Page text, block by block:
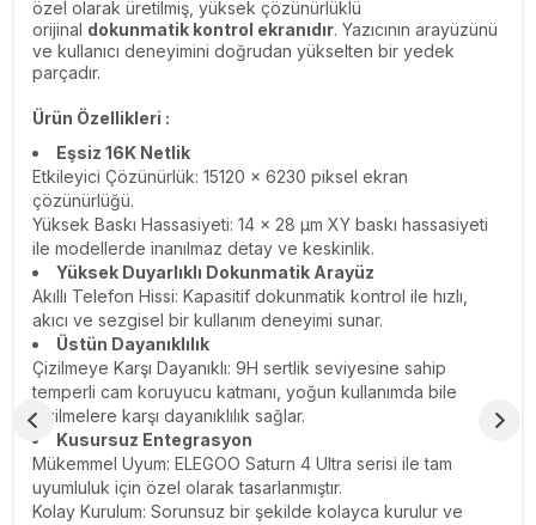
özel olarak üretilmiş, yüksek çözünürlüklü
orijinal dokunmatik kontrol ekranıdır. Yazıcının arayüzünü
ve kullanıcı deneyimini doğrudan yükselten bir yedek
parçadır.
Ürün Özellikleri :
Eşsiz 16K Netlik
Etkileyici Çözünürlük: 15120 × 6230 piksel ekran
çözünürlüğü.
Yüksek Baskı Hassasiyeti: 14 × 28 µm XY baskı hassasiyeti
ile modellerde inanılmaz detay ve keskinlik.
Yüksek Duyarlıklı Dokunmatik Arayüz
Akıllı Telefon Hissi: Kapasitif dokunmatik kontrol ile hızlı,
akıcı ve sezgisel bir kullanım deneyimi sunar.
Üstün Dayanıklılık
Çizilmeye Karşı Dayanıklı: 9H sertlik seviyesine sahip
temperli cam koruyucu katmanı, yoğun kullanımda bile
çizilmelere karşı dayanıklılık sağlar.
Kusursuz Entegrasyon
Mükemmel Uyum: ELEGOO Saturn 4 Ultra serisi ile tam
uyumluluk için özel olarak tasarlanmıştır.
Kolay Kurulum: Sorunsuz bir şekilde kolayca kurulur ve